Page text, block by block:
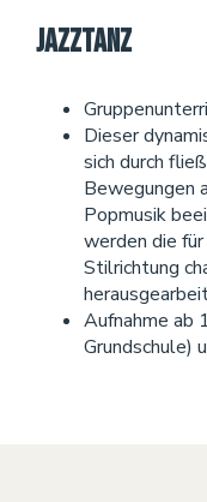
Jazztanz
Dieser
sich durch
Bewegungen
Popmusik
werden die
Stilrichtung
Aufnahme ab
Grundschule)